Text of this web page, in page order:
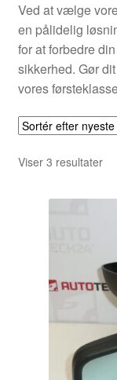
Vilkår og
Ved at vælge
en pålidelig
for at forbedre
sikkerhed. Gør
vores
Viser 3 resultater